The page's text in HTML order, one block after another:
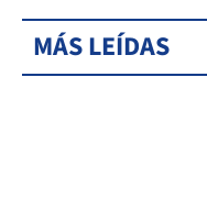
MÁS LEÍDAS